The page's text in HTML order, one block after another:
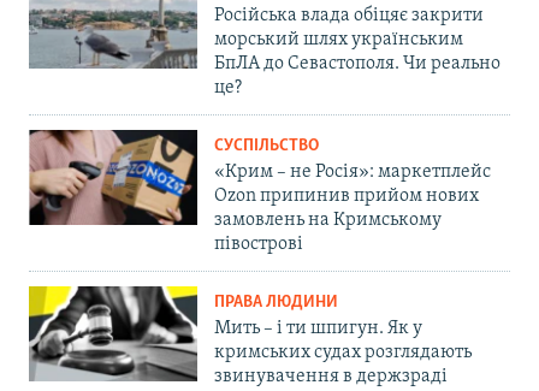
Російська влада обіцяє закрити
морський шлях українським
БпЛА до Севастополя. Чи реально
це?
СУСПІЛЬСТВО
«Крим – не Росія»: маркетплейс
Ozon припинив прийом нових
замовлень на Кримському
півострові
ПРАВА ЛЮДИНИ
Мить – і ти шпигун. Як у
кримських судах розглядають
звинувачення в держзраді